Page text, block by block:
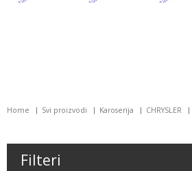
Home Svi proizvodi Karoserija CHRYSLER
Filteri